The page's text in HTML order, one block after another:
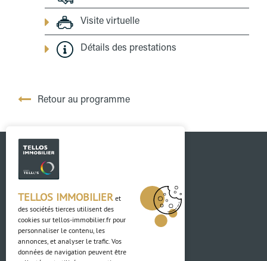
Visite virtuelle
Détails des prestations
Retour au programme
Contact
03 88 04 84 84
TELLOS IMMOBILIER et
des sociétés tierces utilisent des
cookies sur tellos-immobilier.fr pour
personnaliser le contenu, les
annonces, et analyser le trafic. Vos
données de navigation peuvent être